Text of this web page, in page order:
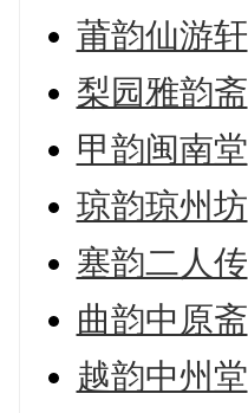
莆韵仙游轩
梨园雅韵斋
甲韵闽南堂
琼韵琼州坊
塞韵二人传
曲韵中原斋
越韵中州堂